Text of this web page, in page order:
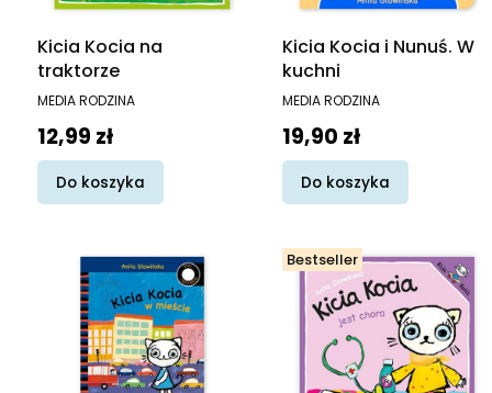
Kicia Kocia na
traktorze
PRODUCENT
MEDIA RODZINA
Cena
12,99 zł
Do koszyka
Kicia Kocia i Nunuś. W
kuchni
PRODUCENT
MEDIA RODZINA
Cena
19,90 zł
Do koszyka
Bestseller